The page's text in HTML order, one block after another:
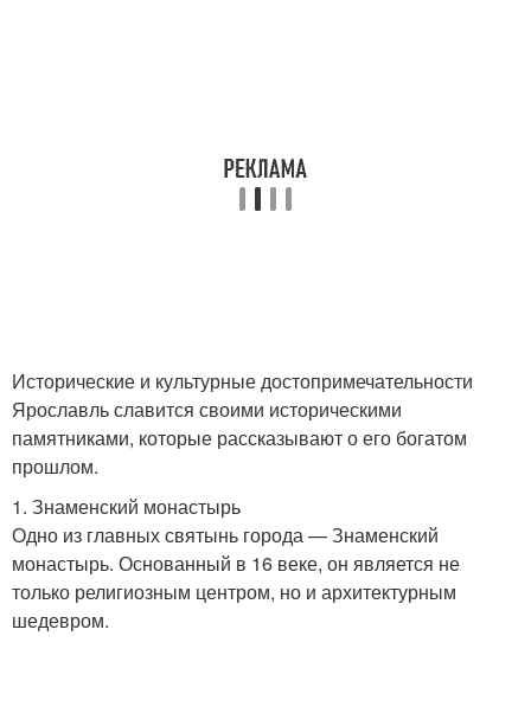
Исторические и культурные достопримечательности
Ярославль славится своими историческими
памятниками, которые рассказывают о его богатом
прошлом.
1. Знаменский монастырь
Одно из главных святынь города — Знаменский
монастырь. Основанный в 16 веке, он является не
только религиозным центром, но и архитектурным
шедевром.